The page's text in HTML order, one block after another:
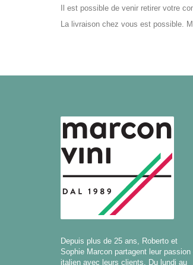
Il est possible de venir retirer votre
La livraison chez vous est possible.
Depuis plus de 25 ans, Roberto et
Sophie Marcon partagent leur passion
italien avec leurs clients. Du lundi au